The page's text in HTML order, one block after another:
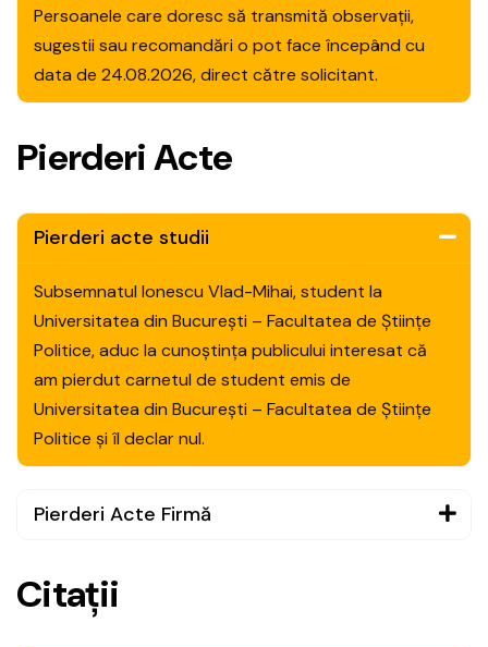
Persoanele care doresc să transmită observații,
sugestii sau recomandări o pot face începând cu
data de 24.08.2026, direct către solicitant.
PierderiActe
Pierderi acte studii
Subsemnatul Ionescu Vlad-Mihai, student la
Universitatea din București – Facultatea de Științe
Politice, aduc la cunoștința publicului interesat că
am pierdut carnetul de student emis de
Universitatea din București – Facultatea de Științe
Politice și îl declar nul.
Pierderi Acte Firmă
Citații